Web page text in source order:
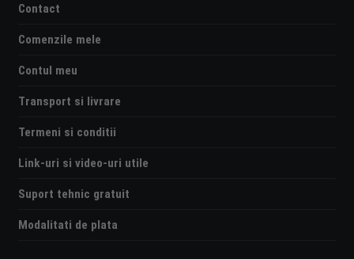
Contact
Comenzile mele
Contul meu
Transport si livrare
Termeni si conditii
Link-uri si video-uri utile
Suport tehnic gratuit
Modalitati de plata